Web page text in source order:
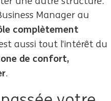
Manager au
complètement
aussi tout l’intérêt du
de confort,
.